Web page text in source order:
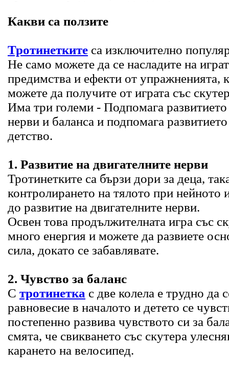
Какви са ползите
Тротинетките са изключително
Не само можете да се насладите на
предимства и ефекти от упражненията,
можете да получите от играта със
Има три големи - Подпомага развитието
нерви и баланса и подпомага
детство.
1. Развитие на двигателните нерви
Тротинетките са бързи дори за деца,
контролирането на тялото при нейното
до развитие на двигателните нерви.
Освен това продължителната игра със
много енергия и можете да развиете
сила, докато се забавлявате.
2. Чувство за баланс
С тротинетка с две колела е трудно да
равновесие в началото и детето се
постепенно развива чувството си за
смята, че свикването със скутера
карането на велосипед.